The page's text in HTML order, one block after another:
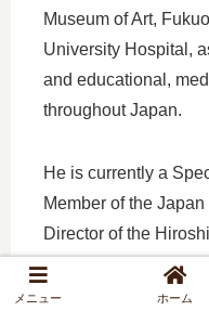
Museum of Art,
University Hospital,
and educational,
throughout Japan.
He is currently a
Member of the
Director of the
メニュー ホーム